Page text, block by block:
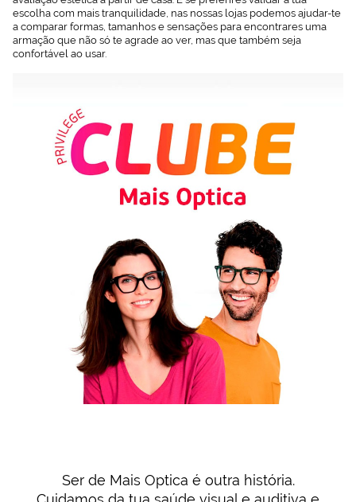
escolha com mais tranquilidade, nas nossas lojas podemos ajudar-te
a comparar formas, tamanhos e sensações para encontrares uma
armação que não só te agrade ao ver, mas que também seja
confortável ao usar.
Ser de Mais Optica é outra história.